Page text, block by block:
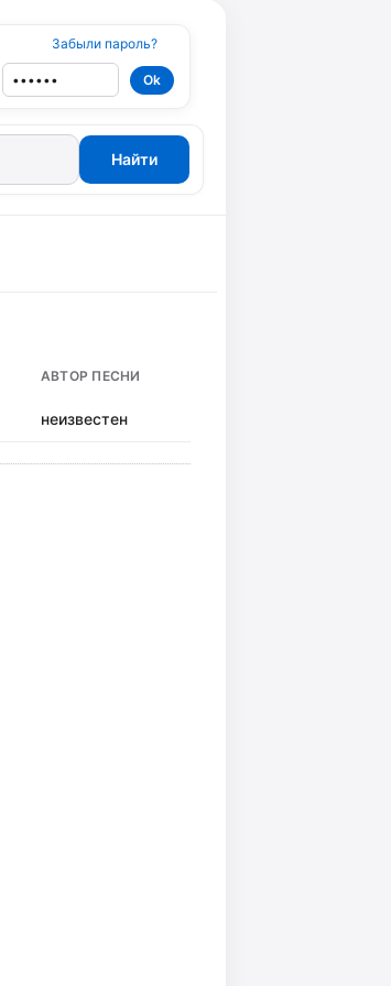
Забыли пароль?
АВТОР ПЕСНИ
неизвестен